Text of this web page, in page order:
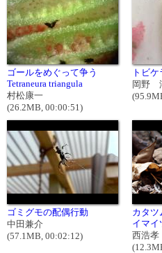
ゴールをめぐって争う
Tetraneura triangula
村松康一
(26.2MB, 00:00:51)
トビ
岡野
ゴミグモの配偶行動
中田兼介
(57.1MB, 00:02:12)
カタツ
イマイ
西浩孝